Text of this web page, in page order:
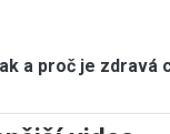
a proč je zdravá